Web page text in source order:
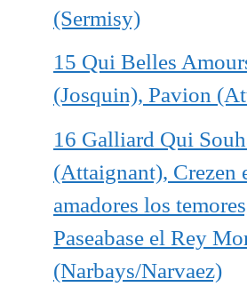
(Sermisy)
15 Qui Belles
(Josquin), Pavion
16 Galliard Qui
(Attaignant), Crezen
amadores los
Paseabase el Rey
(Narbays/Narvaez)